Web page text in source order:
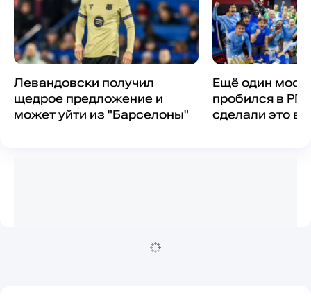
Левандовски получил
щедрое предложение и
может уйти из "Барселоны"
Ещё один
пробился в
сделали это